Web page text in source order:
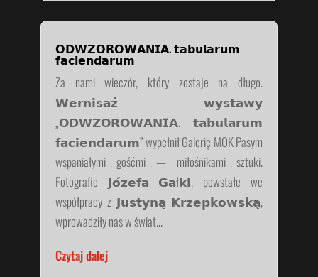
𝗢𝗗𝗪𝗭𝗢𝗥𝗢𝗪𝗔𝗡𝗜𝗔. 𝘁𝗮𝗯𝘂𝗹𝗮𝗿𝘂𝗺
𝗳𝗮𝗰𝗶𝗲𝗻𝗱𝗮𝗿𝘂𝗺
Za nami wieczór, który zostaje na długo.
𝗪𝗲𝗿𝗻𝗶𝘀𝗮𝘇̇ 𝘄𝘆𝘀𝘁𝗮𝘄𝘆
„𝗢𝗗𝗪𝗭𝗢𝗥𝗢𝗪𝗔𝗡𝗜𝗔. 𝘁𝗮𝗯𝘂𝗹𝗮𝗿𝘂𝗺
𝗳𝗮𝗰𝗶𝗲𝗻𝗱𝗮𝗿𝘂𝗺” wypełnił Galerię MOK Pasym
wspaniałymi gośćmi — miłośnikami sztuki.
Fotografie 𝗝𝗼́𝘇𝗲𝗳𝗮 𝗚𝗮ł𝗸𝗶, powstałe we
współpracy z 𝗝𝘂𝘀𝘁𝘆𝗻𝗮̨ 𝗞𝗿𝘇𝗲𝗽𝗸𝗼𝘄𝘀𝗸𝗮̨,
wprowadziły nas w świat...
Czytaj dalej